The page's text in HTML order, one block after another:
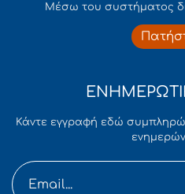
Mέσω του συστήματος
Κάντε εγγραφή εδώ